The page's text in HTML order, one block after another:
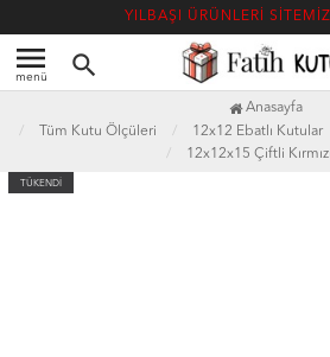
YILBAŞI ÜRÜNLERİ
menu
menü search
Anasayfa
Tüm Kutu Ölçüleri
12x12 Ebatlı Kutular
12x12x15 Çiftli
TÜKENDİ